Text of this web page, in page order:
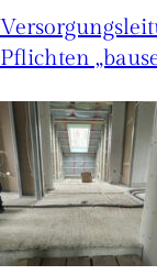
Pflichten